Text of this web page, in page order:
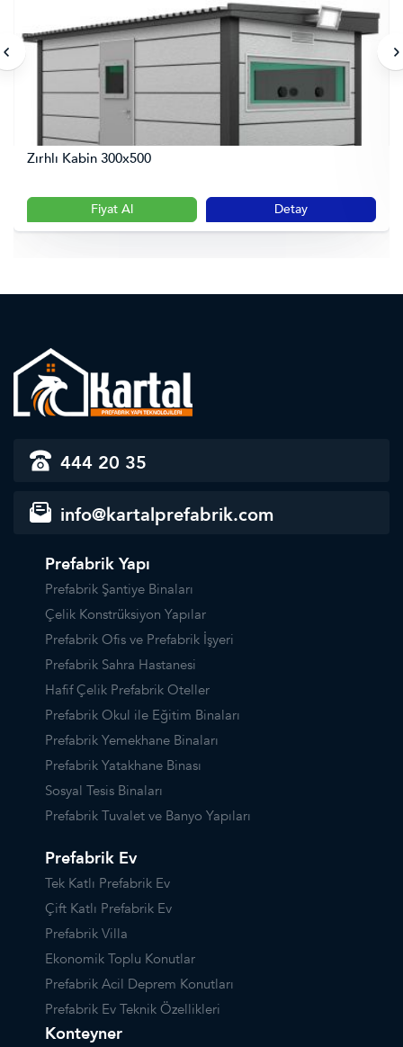
Zırhlı Kabin 300x500
Fiyat Al Detay
444 20 35
info@kartalprefabrik.com
Prefabrik Yapı
Prefabrik Şantiye Binaları
Çelik Konstrüksiyon Yapılar
Prefabrik Ofis ve Prefabrik İşyeri
Prefabrik Sahra Hastanesi
Hafif Çelik Prefabrik Oteller
Prefabrik Okul ile Eğitim Binaları
Prefabrik Yemekhane Binaları
Prefabrik Yatakhane Binası
Sosyal Tesis Binaları
Prefabrik Tuvalet ve Banyo Yapıları
Prefabrik Ev
Tek Katlı Prefabrik Ev
Çift Katlı Prefabrik Ev
Prefabrik Villa
Ekonomik Toplu Konutlar
Prefabrik Acil Deprem Konutları
Prefabrik Ev Teknik Özellikleri
Konteyner